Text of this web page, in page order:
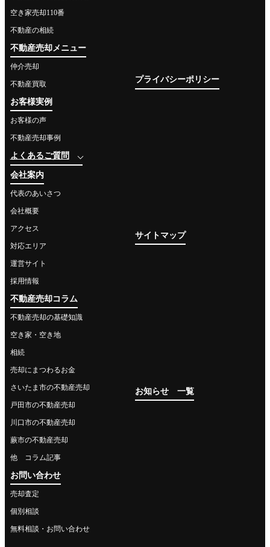
空き家売却110番
不動産の相続
不動産売却メニュー
仲介売却
不動産買取
お客様実例
お客様の声
不動産売却事例
よくあるご質問
会社案内
代表のあいさつ
会社概要
アクセス
対応エリア
運営サイト
採用情報
不動産売却コラム
不動産売却の基礎知識
空き家・空き地
相続
売却にまつわるお金
さいたま市の不動産売却
戸田市の不動産売却
川口市の不動産売却
蕨市の不動産売却
他 コラム記事
お問い合わせ
売却査定
個別相談
無料相談・お問い合わせ
プライバシーポリシー
サイトマップ
お知らせ 一覧